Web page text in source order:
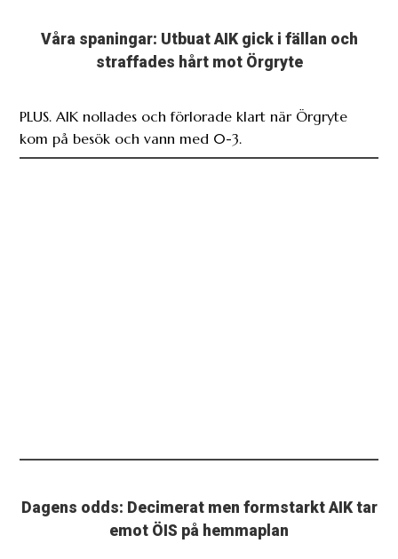
Våra spaningar: Utbuat AIK gick i fällan och
straffades hårt mot Örgryte
PLUS. AIK nollades och förlorade klart när Örgryte
kom på besök och vann med 0-3.
Dagens odds: Decimerat men formstarkt AIK tar
emot ÖIS på hemmaplan